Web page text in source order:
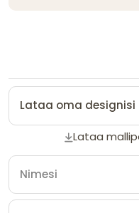
Lataa oma designisi
Lataa